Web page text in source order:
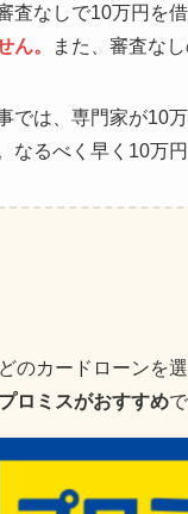
査なしで10万円を
ん。
また、審査な
では、専門家が10
なるべく早く10万
どのカードローンを
プロミスがおすすめ